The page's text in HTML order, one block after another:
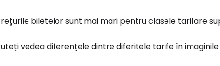
biletelor sunt mai mari pentru clasele tarifare
vedea diferențele dintre diferitele tarife în imaginile
Conectați-